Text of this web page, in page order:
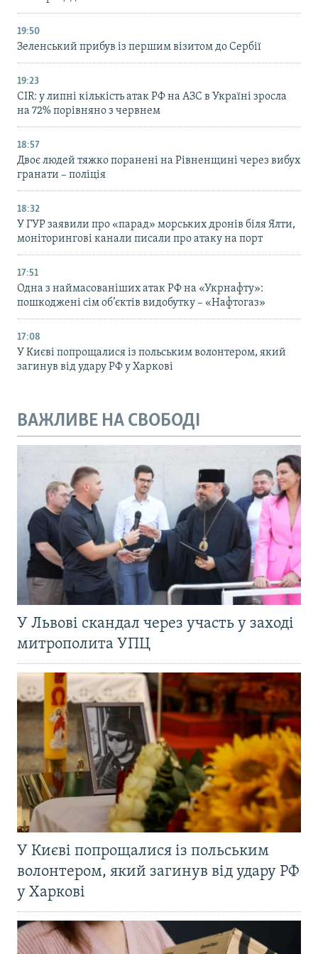
19:50
Зеленський прибув із першим візитом до Сербії
19:23
CIR: у липні кількість атак РФ на АЗС в Україні зросла
на 72% порівняно з червнем
18:57
Двоє людей тяжко поранені на Рівненщині через вибух
гранати – поліція
18:32
У ГУР заявили про «парад» морських дронів біля Ялти,
моніторингові канали писали про атаку на порт
17:51
Одна з наймасованіших атак РФ на «Укрнафту»:
пошкоджені сім об’єктів видобутку – «Нафтогаз»
17:08
У Києві попрощалися із польським волонтером, який
загинув від удару РФ у Харкові
ВАЖЛИВЕ НА СВОБОДІ
У Львові скандал через участь у заході
митрополита УПЦ
У Києві попрощалися із польським
волонтером, який загинув від удару РФ
у Харкові